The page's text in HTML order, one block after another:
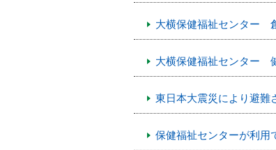
大横保健福祉センター
大横保健福祉センター
東日本大震災により避難
保健福祉センターが利用